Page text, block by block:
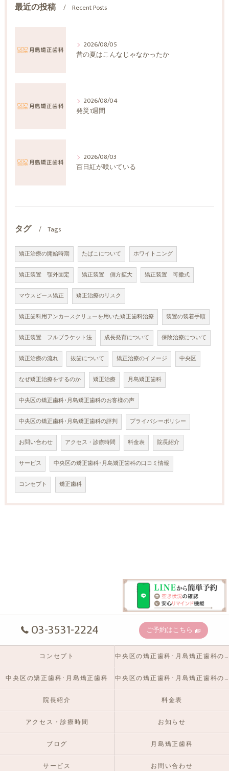
最近の投稿 Recent Posts
2026/08/05
昔の夏はこんなじゃなかったか
2026/08/04
発災1週間
2026/08/03
百日紅が咲いている
タグ Tags
矯正治療の開始時期 たばこについて ホワイトニング
矯正装置 顎外固定 矯正装置 側方拡大 矯正装置 可撤式
マウスピース矯正 矯正治療のリスク
矯正歯科用アンカースクリューを用いた矯正歯科治療 装置の装着手順
矯正装置 フルブラケット法 成長発育について 保険治療について
矯正治療の流れ 抜歯について 矯正治療のイメージ 中央区
なぜ矯正治療をするのか 矯正治療 月島矯正歯科
中央区の矯正歯科･月島矯正歯科のお客様の声
中央区の矯正歯科･月島矯正歯科の評判 プライバシーポリシー
お問い合わせ アクセス・診療時間 料金表 院長紹介
サービス 中央区の矯正歯科･月島矯正歯科の口コミ情報
コンセプト 矯正歯科
03-3531-2224 ご予約はこちら
コンセプト 中央区の矯正歯科･月島矯正歯科の口コミ情報
中央区の矯正歯科･月島矯正歯科 中央区の矯正歯科･月島矯正歯科のお客様の声
院長紹介 料金表
アクセス・診療時間 お知らせ
ブログ 月島矯正歯科
サービス お問い合わせ